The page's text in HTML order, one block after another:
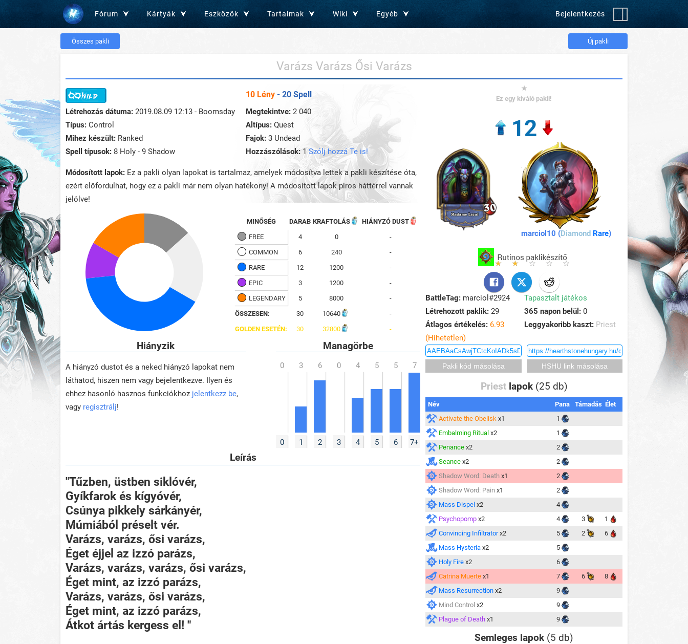
Fórum Kártyák Eszközök Tartalmak Wiki Egyéb Bejelentkezés
Összes pakli Új pakli
Varázs Varázs Ősi Varázs
10 Lény - 20 Spell
Létrehozás dátuma: 2019.08.09 12:13 - Boomsday Megtekintve:2 040
Típus: Control Altípus: Quest
Mihez készült: Ranked Fajok:3 Undead
Spell típusok: 8 Holy - 9 Shadow Hozzászólások:1Szólj hozzá Te is!
Módosított lapok: Ez a pakli olyan lapokat is tartalmaz, amelyek módosítva lettek a pakli készítése óta,
ezért előfordulhat, hogy ez a pakli már nem olyan hatékony! A módosított lapok piros háttérrel vannak
jelölve!
MINŐSÉG DARAB KRAFTOLÁS
HIÁNYZÓ DUST
FREE
4 0
-
COMMON
6 240
-
RARE
12 1200
-
EPIC
3 1200
-
LEGENDARY
5 8000
-
ÖSSZESEN:
30 10640
-
GOLDEN ESETÉN:
30 32800 -
Hiányzik
A hiányzó dustot és a neked hiányzó lapokat nem
láthatod, hiszen nem vagy bejelentkezve. Ilyen és
ehhez hasonló hasznos funkciókhoz jelentkezz be,
vagy regisztrálj!
Managörbe
0 1 2 3 4 5 6 7+
Leírás
"Tűzben, üstben siklóvér,
Gyíkfarok és kígyóvér,
Csúnya pikkely sárkányér,
Múmiából préselt vér.
Varázs, varázs, ősi varázs,
Éget éjjel az izzó parázs,
Varázs, varázs, varázs, ősi varázs,
Éget mint, az izzó parázs,
Varázs, varázs, ősi varázs,
Éget mint, az izzó parázs,
Átkot ártás kergess el! "
★
Ez egy kiváló pakli!
12
marciol10 (Diamond Rare)
BattleTag: marciol#2924
Tapasztalt játékos
Létrehozott paklik: 29 365 napon belül:0
Átlagos értékelés: 6.93
(Hihetetlen)
Leggyakoribb kaszt: Priest
Priestlapok (25 db)
Név Pana Támadás Élet
Activate the Obelisk x1
1
Embalming Ritual x2
1
Penance x2
2
Seance x2
2
Shadow Word: Death x1
2
Shadow Word: Pain x1
2
Mass Dispel x2
4
Psychopomp x2 4 3
1
Convincing Infiltrator x2 5 2
6
Mass Hysteria x2
5
Holy Fire x2
6
Catrina Muerte x1 7 6
8
Mass Resurrection x2
9
Mind Control x2
9
Plague of Death x1 9
Semleges lapok (5 db)